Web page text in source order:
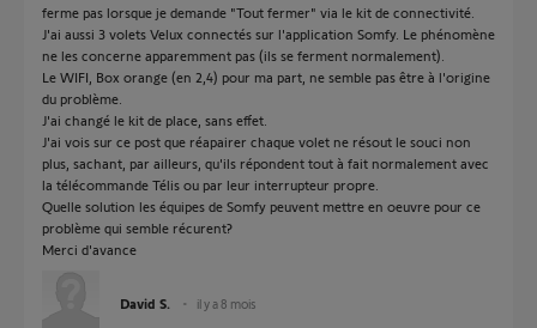
ferme pas lorsque je demande "Tout fermer" via le kit de connectivité.
J'ai aussi 3 volets Velux connectés sur l'application Somfy. Le phénomène
ne les concerne apparemment pas (ils se ferment normalement).
Le WIFI, Box orange (en 2,4) pour ma part, ne semble pas être à l'origine
du problème.
J'ai changé le kit de place, sans effet.
J'ai vois sur ce post que réapairer chaque volet ne résout le souci non
plus, sachant, par ailleurs, qu'ils répondent tout à fait normalement avec
la télécommande Télis ou par leur interrupteur propre.
Quelle solution les équipes de Somfy peuvent mettre en oeuvre pour ce
problème qui semble récurent?
Merci d'avance
David S. il y a 8 mois